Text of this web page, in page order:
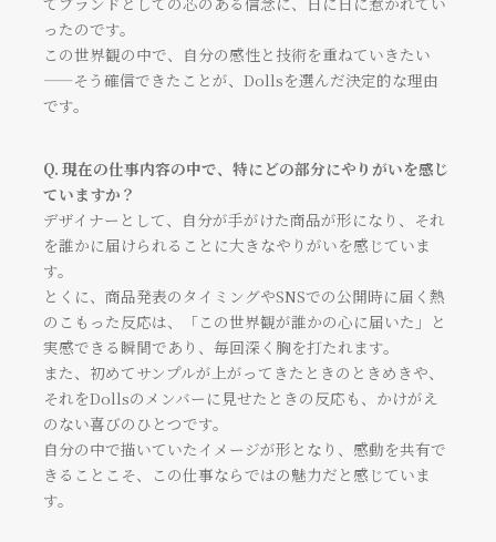
VIEW MORE VIEW MORE
ときめきプロデューサー
RIRICA
アートディレクター
SANA
ったのです。
この世界観の中で、自分の感性と技術を重ねていきたい
——そう確信できたことが、Dollsを選んだ決定的な理由
です。
Q. 現在の仕事内容の中で、特にどの部分にやりがいを感じ
ていますか？
デザイナーとして、自分が手がけた商品が形になり、それ
を誰かに届けられることに大きなやりがいを感じていま
す。
とくに、商品発表のタイミングやSNSでの公開時に届く熱
のこもった反応は、「この世界観が誰かの心に届いた」と
実感できる瞬間であり、毎回深く胸を打たれます。
また、初めてサンプルが上がってきたときのときめきや、
それをDollsのメンバーに見せたときの反応も、かけがえ
のない喜びのひとつです。
自分の中で描いていたイメージが形となり、感動を共有で
きることこそ、この仕事ならではの魅力だと感じていま
す。